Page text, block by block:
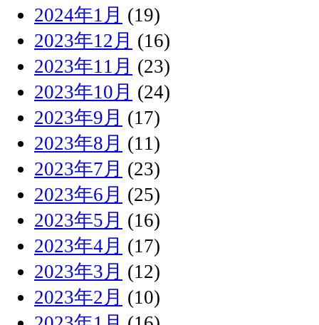
2024年1月 (19)
2023年12月 (16)
2023年11月 (23)
2023年10月 (24)
2023年9月 (17)
2023年8月 (11)
2023年7月 (23)
2023年6月 (25)
2023年5月 (16)
2023年4月 (17)
2023年3月 (12)
2023年2月 (10)